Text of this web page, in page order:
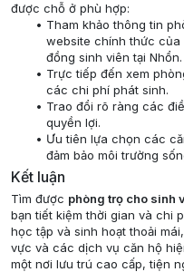
được chỗ ở phù hợp:
Tham khảo thông tin
website chính thức
đồng sinh viên tại Nhổn.
Trực tiếp đến xem
các chi phí phát sinh.
Trao đổi rõ ràng các
quyền lợi.
Ưu tiên lựa chọn các
đảm bảo môi trường
Kết luận
Tìm được phòng trọ cho sinh
bạn tiết kiệm thời gian và chi
học tập và sinh hoạt thoải
vực và các dịch vụ căn hộ
một nơi lưu trú cao cấp, tiện